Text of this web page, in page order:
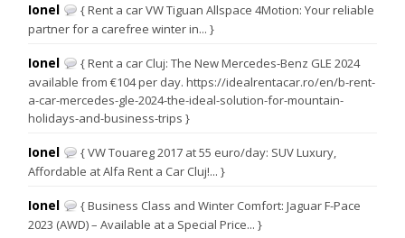
Ionel
{ Rent a car VW Tiguan Allspace 4Motion: Your reliable
partner for a carefree winter in... }
Ionel
{ Rent a car Cluj: The New Mercedes-Benz GLE 2024
available from €104 per day. https://idealrentacar.ro/en/b-rent-
a-car-mercedes-gle-2024-the-ideal-solution-for-mountain-
holidays-and-business-trips }
Ionel
{ VW Touareg 2017 at 55 euro/day: SUV Luxury,
Affordable at Alfa Rent a Car Cluj!... }
Ionel
{ Business Class and Winter Comfort: Jaguar F-Pace
2023 (AWD) – Available at a Special Price... }